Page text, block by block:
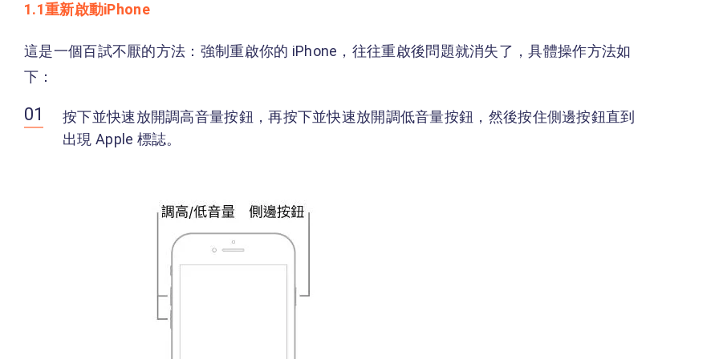
1.1重新啟動iPhone
這是一個百試不厭的方法：強制重啟你的 iPhone，往往重啟後問題就消失了，具體操作方法如
下：
按下並快速放開調高音量按鈕，再按下並快速放開調低音量按鈕，然後按住側邊按鈕直到
出現 Apple 標誌。